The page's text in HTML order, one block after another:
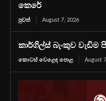
කෙරේ
පුවත් August 7, 2026
කාර්ගිල්ස් බැංකුව වැඩිම
කොටස් වෙළෙඳ පොළ August